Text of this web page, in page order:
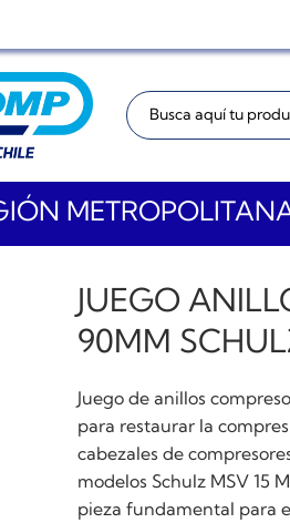
Buscar:
JUEGO
90MM
Juego de anillos
para restaurar la
cabezales de
modelos Schulz MSV 15
pieza fundamental para